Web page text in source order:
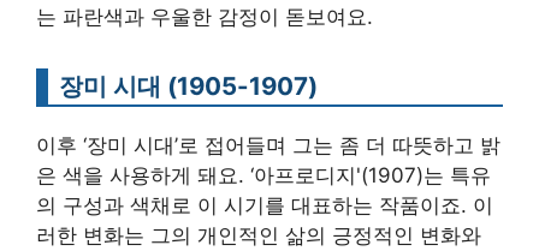
는 파란색과 우울한 감정이 돋보여요.
장미 시대 (1905-1907)
이후 ‘장미 시대’로 접어들며 그는 좀 더 따뜻하고 밝
은 색을 사용하게 돼요. ‘아프로디지'(1907)는 특유
의 구성과 색채로 이 시기를 대표하는 작품이죠. 이
러한 변화는 그의 개인적인 삶의 긍정적인 변화와